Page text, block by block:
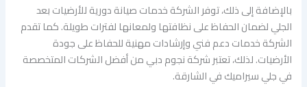
بالإضافة إلى ذلك، توفر الشركة خدمات صيانة دورية للأرضيات بعد
الجلي لضمان الحفاظ على نظافتها ولمعانها لفترات طويلة. كما تقدم
الشركة خدمات دعم فني وإرشادات مهنية للحفاظ على جودة
الأرضيات. لذلك، تعتبر شركة نجوم دبي من أفضل الشركات المتخصصة
في جلي سيراميك في الشارقة.